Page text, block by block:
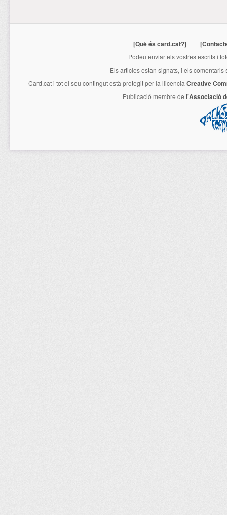
[Què és card.cat?]
Podeu enviar els vostres escrits i
Els articles estan signats, i els
Card.cati tot el seu contingut està protegit per la llicencia Creative
Publicació membre de l'Associació